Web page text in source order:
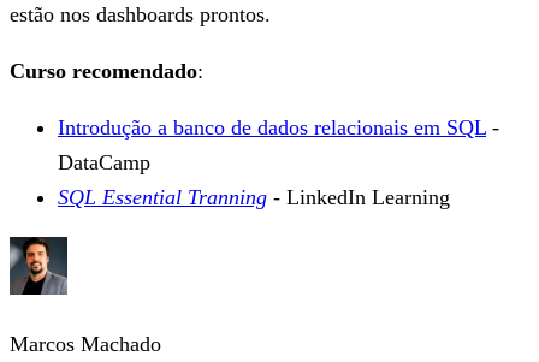
estão nos dashboards prontos.
Curso recomendado:
Introdução a banco de dados relacionais em SQL -
DataCamp
SQL Essential Tranning - LinkedIn Learning
Marcos Machado